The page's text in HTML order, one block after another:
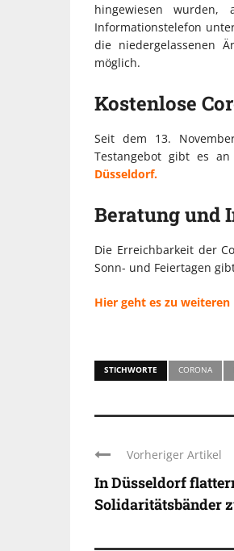
hingewiesen
Informationstelefon
die niedergelassenen
möglich.
Kostenlose
Seit dem 13.
Testangebot gibt es
Düsseldorf.
Beratung und
Die Erreichbarkeit der
Sonn- und Feiertagen
Hier geht es zu
STICHWORTE CORONA
Vorheriger Artikel
In Düsseldorf
Solidaritätsbänder